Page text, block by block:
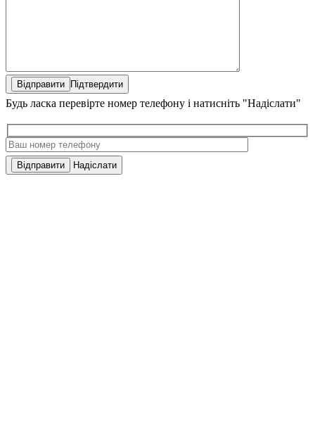
Підтвердити
Будь ласка перевірте номер телефону і натисніть "Надіслати"
Надіслати